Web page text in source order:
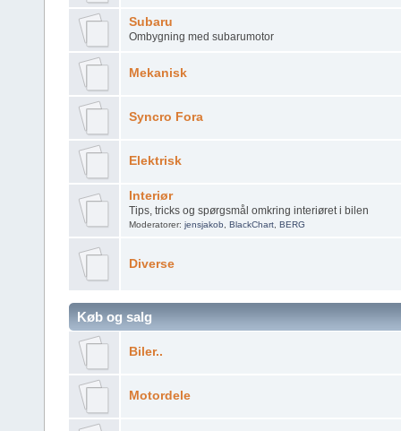
Subaru
Ombygning med subarumotor
Mekanisk
Syncro Fora
Elektrisk
Interiør
Tips, tricks og spørgsmål omkring interiøret i bilen
Moderatorer: jensjakob BlackChart, BERG
Diverse
Køb og salg
Biler..
Motordele